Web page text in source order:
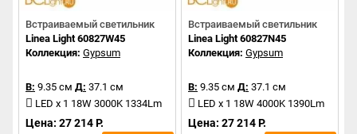
Встраиваемый светильник
Linea Light 60827W45
Коллекция: Gypsum
В: 9.35 см Д: 37.1 см
LED x 1 18W 3000K 1334Lm
Цена: 27 214 Р.
Встраиваемый светильник
Linea Light 60827N45
Коллекция: Gypsum
В: 9.35 см Д: 37.1 см
LED x 1 18W 4000K 1390Lm
Цена: 27 214 Р.